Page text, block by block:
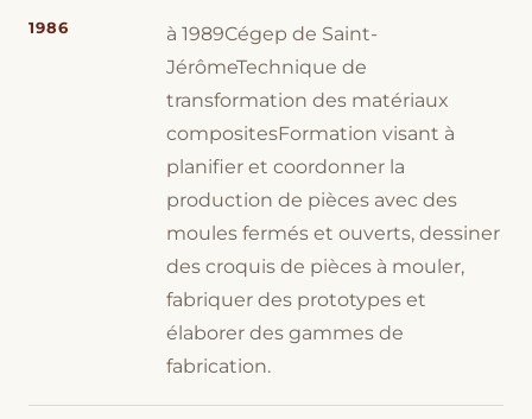
1986
à 1989Cégep de Saint-
JérômeTechnique de
transformation des matériaux
compositesFormation visant à
planifier et coordonner la
production de pièces avec des
moules fermés et ouverts, dessiner
des croquis de pièces à mouler,
fabriquer des prototypes et
élaborer des gammes de
fabrication.